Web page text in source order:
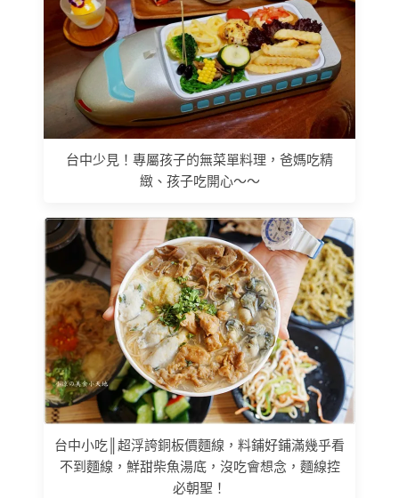
台中少見！專屬孩子的無菜單料理，爸媽吃精
緻、孩子吃開心～～
台中小吃║超浮誇銅板價麵線，料鋪好鋪滿幾乎看
不到麵線，鮮甜柴魚湯底，沒吃會想念，麵線控
必朝聖！